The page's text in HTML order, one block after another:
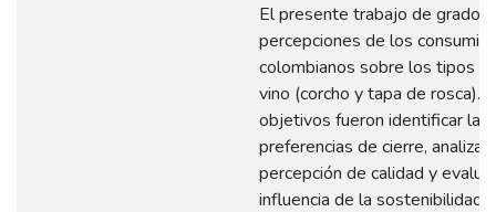
El presente trabajo de grado
percepciones de los
colombianos sobre los tipos
vino (corcho y tapa de rosca).
objetivos fueron identificar las
preferencias de cierre, analizar
percepción de calidad y
influencia de la sostenibilidad